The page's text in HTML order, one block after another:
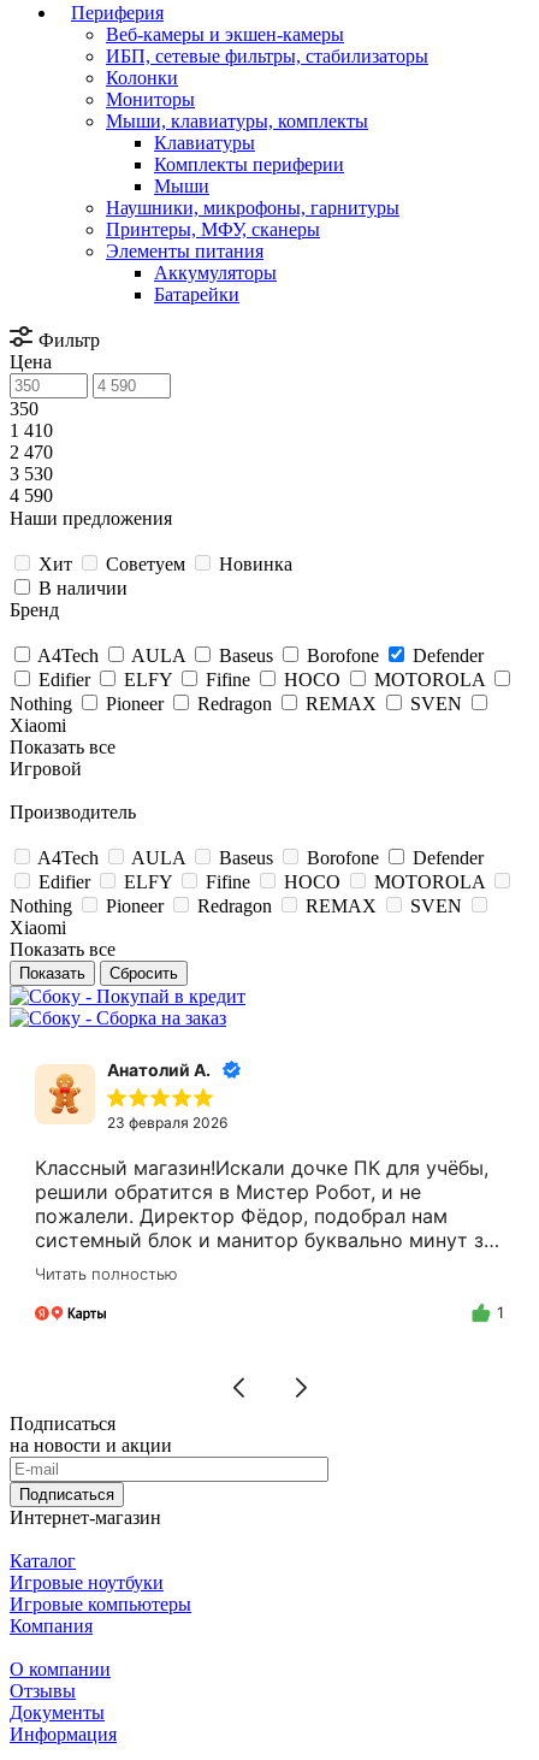
Периферия
Веб-камеры и экшен-камеры
ИБП, сетевые фильтры, стабилизаторы
Колонки
Мониторы
Мыши, клавиатуры, комплекты
Клавиатуры
Комплекты периферии
Мыши
Наушники, микрофоны, гарнитуры
Принтеры, МФУ, сканеры
Элементы питания
Аккумуляторы
Батарейки
Фильтр
Цена
350
1 410
2 470
3 530
4 590
Наши предложения
Хит Советуем
Новинка
В наличии
Бренд
A4Tech AULA Baseus Borofone
Defender
Edifier
ELFY Fifine HOCO
MOTOROLA
Nothing
Pioneer Redragon REMAX
SVEN
Xiaomi
Показать все
Игровой
Производитель
A4Tech AULA Baseus Borofone
Defender
Edifier
ELFY Fifine HOCO
MOTOROLA
Nothing
Pioneer Redragon REMAX
SVEN
Xiaomi
Показать все
Сбросить
Анатолий А.
23 февраля 2026
Классный магазин!Искали дочке ПК для учёбы,
решили обратится в Мистер Робот, и не
пожалели. Директор Фёдор, подобрал нам
системный блок и манитор буквально минут за
15.Цены адекватные, за расчёт налом скидку
делают.Спасибо Вам Фёдор, и успехов Вам в
бизнесе!
Читать полностью
1
Подписаться
на новости и акции
Подписаться
Интернет-магазин
Каталог
Игровые ноутбуки
Игровые компьютеры
Компания
О компании
Отзывы
Документы
Информация